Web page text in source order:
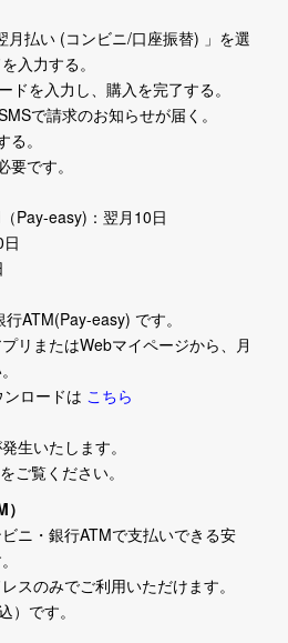
月払い (コンビニ/口座振替) 」を選
入力する。
ドを入力し、購入を完了する。
で請求のお知らせが届く。
。
です。
Pay-easy)：翌月10日
ATM(Pay-easy) です。
リまたはWebマイページから、月
ロードは こちら
生いたします。
をご覧ください。
ニ・銀行ATMで支払いできる安
スのみでご利用いただけます。
）です。